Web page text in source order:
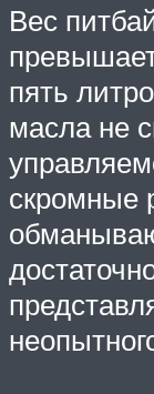
Вес
пять
масла не
скромные